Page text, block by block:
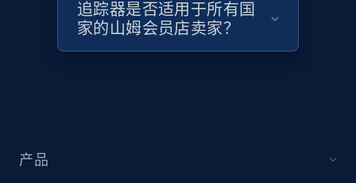
and more.
1.3K+ 175+ 立即开始
追踪器是否适用于所有国
家的山姆会员店卖家？
产品